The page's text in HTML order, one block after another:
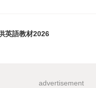
英語教材2026
advertisement